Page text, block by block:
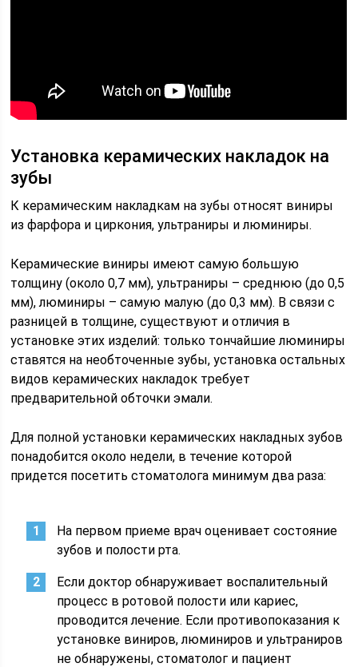
Установка керамических накладок на
зубы
К керамическим накладкам на зубы относят виниры
из фарфора и циркония, ультраниры и люминиры.
Керамические виниры имеют самую большую
толщину (около 0,7 мм), ультраниры – среднюю (до 0,5
мм), люминиры – самую малую (до 0,3 мм). В связи с
разницей в толщине, существуют и отличия в
установке этих изделий: только тончайшие люминиры
ставятся на необточенные зубы, установка остальных
видов керамических накладок требует
предварительной обточки эмали.
Для полной установки керамических накладных зубов
понадобится около недели, в течение которой
придется посетить стоматолога минимум два раза:
На первом приеме врач оценивает состояние
зубов и полости рта.
Если доктор обнаруживает воспалительный
процесс в ротовой полости или кариес,
проводится лечение. Если противопоказания к
установке виниров, люминиров и ультраниров
не обнаружены, стоматолог и пациент